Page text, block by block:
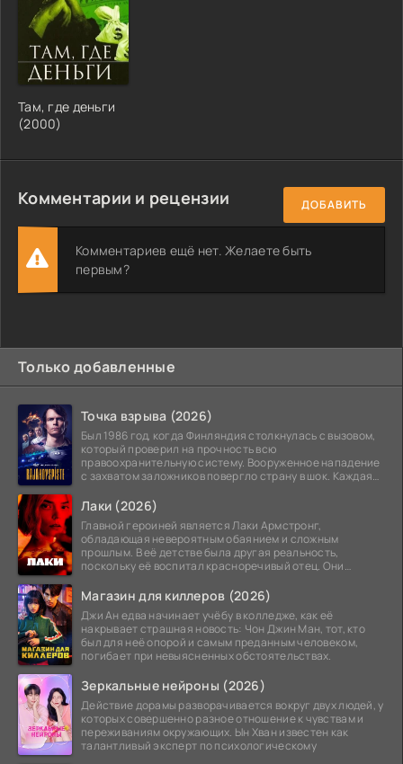
Там, где деньги
(2000)
Комментарии и рецензии ДОБАВИТЬ
Комментариев ещё нет. Желаете быть
первым?
Только добавленные
Точка взрыва (2026)
Был 1986 год, когда Финляндия столкнулась с вызовом,
который проверил на прочность всю
правоохранительную систему. Вооруженное нападение
с захватом заложников повергло страну в шок. Каждая
Лаки (2026)
Главной героиней является Лаки Армстронг,
обладающая невероятным обаянием и сложным
прошлым. В её детстве была другая реальность,
поскольку её воспитал красноречивый отец. Они
Магазин для киллеров (2026)
Джи Ан едва начинает учёбу в колледже, как её
накрывает страшная новость: Чон Джин Ман, тот, кто
был для неё опорой и самым преданным человеком,
погибает при невыясненных обстоятельствах.
Зеркальные нейроны (2026)
Действие дорамы разворачивается вокруг двух людей, у
которых совершенно разное отношение к чувствам и
переживаниям окружающих. Ын Хван известен как
талантливый эксперт по психологическому